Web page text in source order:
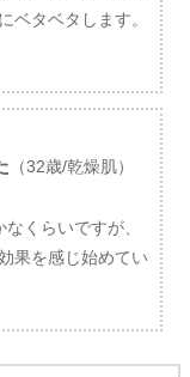
ベタベタします。
（32歳/乾燥肌）
くらいですが、
果を感じ始めてい